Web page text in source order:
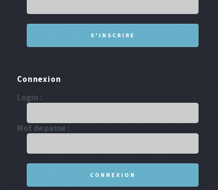
Connexion
Login :
Mot de passe :